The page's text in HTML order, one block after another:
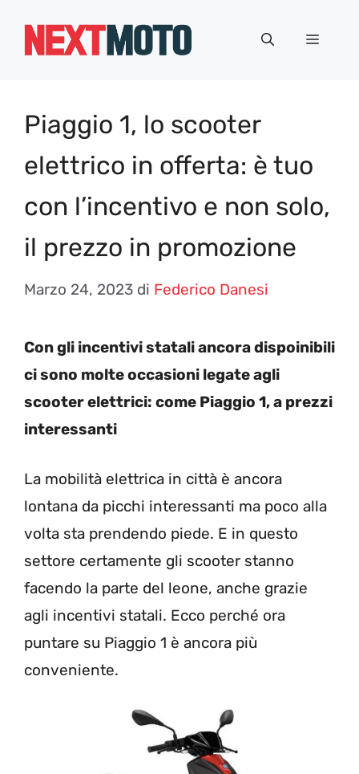
Menu
Piaggio 1, lo scooter
elettrico in offerta: è tuo
con l’incentivo e non solo,
il prezzo in promozione
Marzo 24, 2023 di Federico Danesi
Con gli incentivi statali ancora dispoinibili
ci sono molte occasioni legate agli
scooter elettrici: come Piaggio 1, a prezzi
interessanti
La mobilità elettrica in città è ancora
lontana da picchi interessanti ma poco alla
volta sta prendendo piede. E in questo
settore certamente gli scooter stanno
facendo la parte del leone, anche grazie
agli incentivi statali. Ecco perché ora
puntare su Piaggio 1 è ancora più
conveniente.